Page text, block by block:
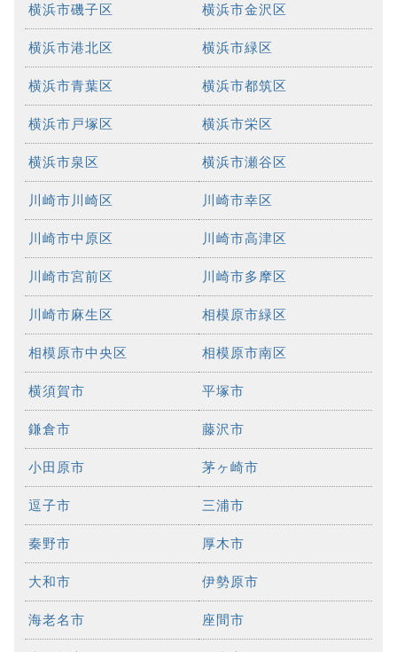
横浜市磯子区 横浜市金沢区
横浜市港北区 横浜市緑区
横浜市青葉区 横浜市都筑区
横浜市戸塚区 横浜市栄区
横浜市泉区 横浜市瀬谷区
川崎市川崎区 川崎市幸区
川崎市中原区 川崎市高津区
川崎市宮前区 川崎市多摩区
川崎市麻生区 相模原市緑区
相模原市中央区 相模原市南区
横須賀市 平塚市
鎌倉市 藤沢市
小田原市 茅ヶ崎市
逗子市 三浦市
秦野市 厚木市
大和市 伊勢原市
海老名市 座間市